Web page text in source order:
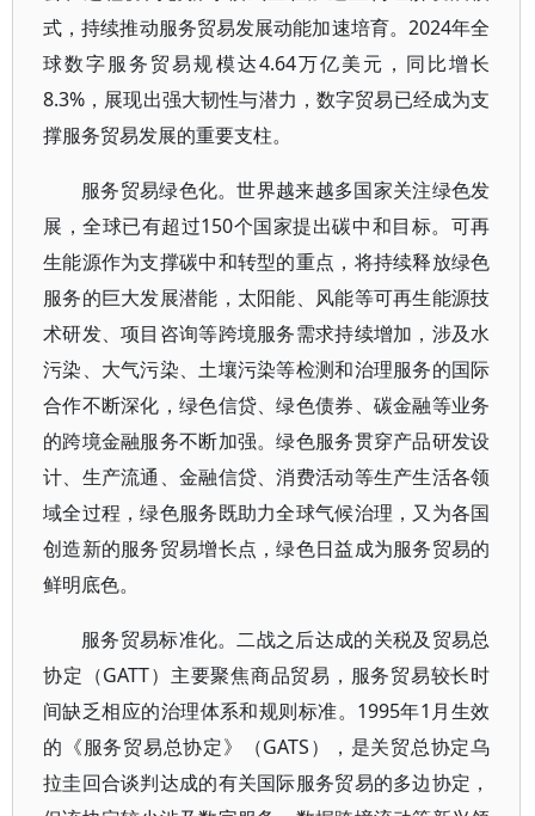
式，持续推动服务贸易发展动能加速培育。2024年全
球数字服务贸易规模达4.64万亿美元，同比增长
8.3%，展现出强大韧性与潜力，数字贸易已经成为支
撑服务贸易发展的重要支柱。
服务贸易绿色化。世界越来越多国家关注绿色发
展，全球已有超过150个国家提出碳中和目标。可再
生能源作为支撑碳中和转型的重点，将持续释放绿色
服务的巨大发展潜能，太阳能、风能等可再生能源技
术研发、项目咨询等跨境服务需求持续增加，涉及水
污染、大气污染、土壤污染等检测和治理服务的国际
合作不断深化，绿色信贷、绿色债券、碳金融等业务
的跨境金融服务不断加强。绿色服务贯穿产品研发设
计、生产流通、金融信贷、消费活动等生产生活各领
域全过程，绿色服务既助力全球气候治理，又为各国
创造新的服务贸易增长点，绿色日益成为服务贸易的
鲜明底色。
服务贸易标准化。二战之后达成的关税及贸易总
协定（GATT）主要聚焦商品贸易，服务贸易较长时
间缺乏相应的治理体系和规则标准。1995年1月生效
的《服务贸易总协定》（GATS），是关贸总协定乌
拉圭回合谈判达成的有关国际服务贸易的多边协定，